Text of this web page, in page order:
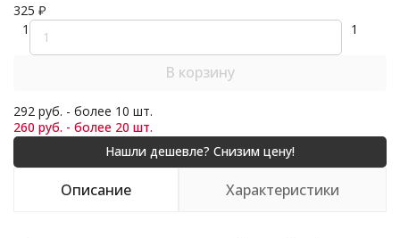
325 ₽
1
1
В корзину
292 руб. - более 10 шт.
260 руб. - более 20 шт.
Описание Характеристики